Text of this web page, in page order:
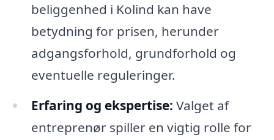
beliggenhed i Kolind kan have
betydning for prisen, herunder
adgangsforhold, grundforhold og
eventuelle reguleringer.
Erfaring og ekspertise: Valget af
entreprenør spiller en vigtig rolle for